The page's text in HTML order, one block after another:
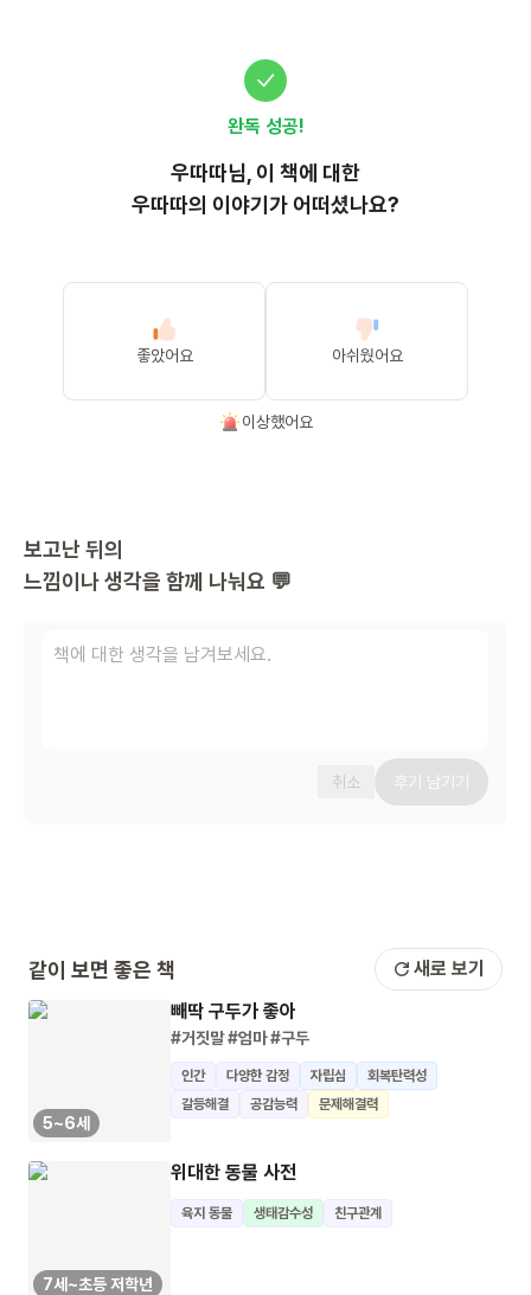
완독 성공!
우따따님, 이 책에 대한
우따따의 이야기가 어떠셨나요?
좋았어요 아쉬웠어요
이상했어요
보고난 뒤의
느낌이나 생각을 함께 나눠요 💬
취소 후기 남기기
같이 보면 좋은 책 새로 보기
5~6세
빼딱 구두가 좋아
#거짓말#엄마#구두
인간 다양한 감정 자립심
회복탄력성
갈등해결
공감능력 문제해결력
7세~초등 저학년
위대한 동물 사전
육지 동물 생태감수성 친구관계